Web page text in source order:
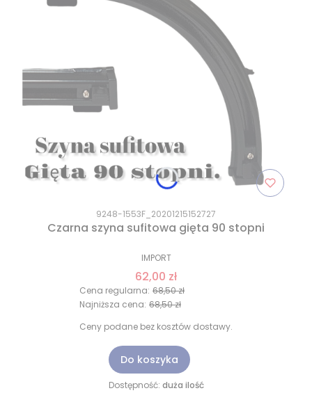
9248-1553F_20201215152727
Czarna szyna sufitowa gięta 90 stopni
IMPORT
62,00 zł
Cena regularna: 68,50 zł
Najniższa cena: 68,50 zł
Ceny podane bez kosztów dostawy.
Do koszyka
Dostępność: duża ilość